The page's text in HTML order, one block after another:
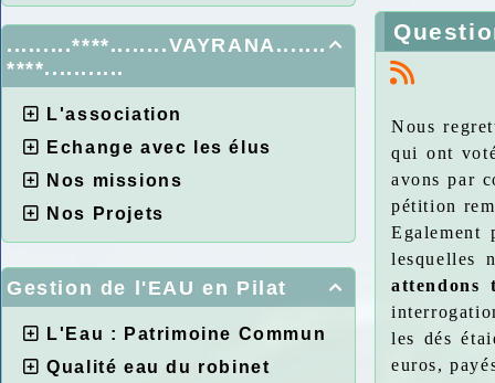

.........****........VAYRANA.......
****...........
L'association
Echange avec les élus
Nos missions
Nos Projets

Gestion de l'EAU en Pilat
L'Eau : Patrimoine Commun
Qualité eau du robinet
Nous
qui ont
avons par
pétition
Egalement
lesquelles
attendons
les dés
euros,